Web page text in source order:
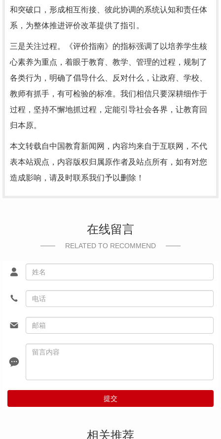
和突破口，形成相互衔接、彼此协调的系统认知和责任体
系，为整体推进评价改革提供了指引。
三是关注过程。《评价指南》的指标强调了以培养学生核
心素养为重点，着眼于教育、教学、管理的过程，规制了
各类行为，明确了倡导什么、反对什么，让政府、学校、
教师有抓手，有可检验的标准。我们相信只要深耕细作于
过程，坚持不懈地抓过程，定能引导社会各界，让教育回
归本原。
本文转载自中国教育新闻网，内容均来自于互联网，不代
表本站观点，内容版权归属原作者及站点所有，如有对您
造成影响，请及时联系我们予以删除！
在线留言
RELATED TO RECOMMEND
提交
相关推荐